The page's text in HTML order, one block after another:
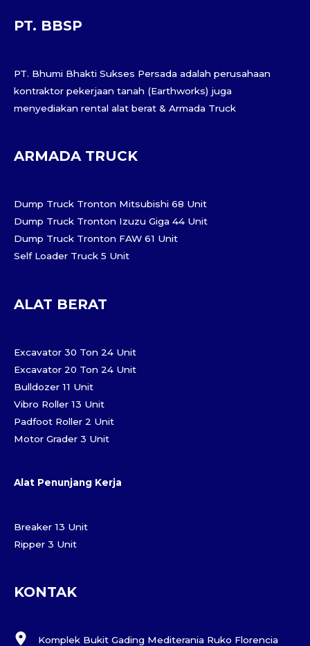
PT. BBSP
PT. Bhumi Bhakti Sukses Persada adalah perusahaan
kontraktor pekerjaan tanah (Earthworks) juga
menyediakan rental alat berat & Armada Truck
ARMADA TRUCK
Dump Truck Tronton Mitsubishi 68 Unit
Dump Truck Tronton Izuzu Giga 44 Unit
Dump Truck Tronton FAW 61 Unit
Self Loader Truck 5 Unit
ALAT BERAT
Excavator 30 Ton 24 Unit
Excavator 20 Ton 24 Unit
Bulldozer 11 Unit
Vibro Roller 13 Unit
Padfoot Roller 2 Unit
Motor Grader 3 Unit
Alat Penunjang Kerja
Breaker 13 Unit
Ripper 3 Unit
KONTAK
Komplek Bukit Gading Mediterania Ruko Florencia